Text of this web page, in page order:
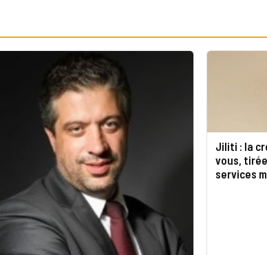
Jiliti : la
vous,
services